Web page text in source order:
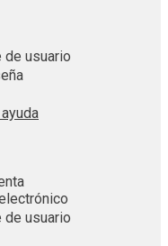
de usuario
de usuario